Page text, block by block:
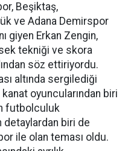
Beşiktaş,
ve Adana Demirspor
giyen Erkan Zengin,
tekniği ve skora
söz ettiriyordu.
altında sergilediği
oyuncularından biri
futbolculuk
detaylardan biri de
ile olan teması oldu.